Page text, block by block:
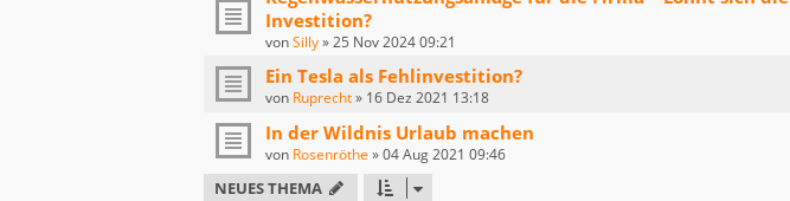
Investition?
vonSilly»25 Nov 2024 09:21
Ein Tesla als Fehlinvestition?
von Ruprecht» 16 Dez 2021 13:18
In der Wildnis Urlaub machen
von Rosenröthe »04 Aug 2021 09:46
NEUES THEMA